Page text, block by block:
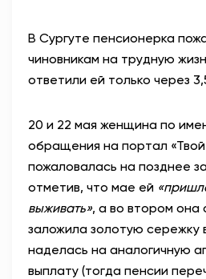
В Сургуте пенсионерка
чиновникам на трудную
ответили ей только через
20 и 22 мая женщина по
обращения на портал
пожаловалась на позднее
отметив, что мае ей
выживать», а во втором она
заложила золотую сережку
наделась на аналогичную
выплату (тогда пенсии